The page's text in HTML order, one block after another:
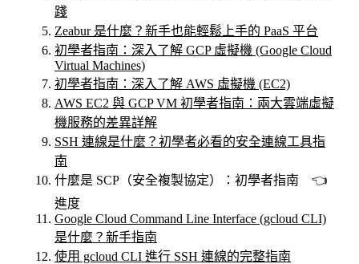
踐
Zeabur 是什麼？新手也能輕鬆上手的 PaaS 平台
初學者指南：深入了解 GCP 虛擬機 (Google Cloud
Virtual Machines)
初學者指南：深入了解 AWS 虛擬機 (EC2)
AWS EC2 與 GCP VM 初學者指南：兩大雲端虛擬
機服務的差異詳解
SSH 連線是什麼？初學者必看的安全連線工具指
南
什麼是 SCP（安全複製協定）：初學者指南 👈
進度
Google Cloud Command Line Interface (gcloud CLI)
是什麼？新手指南
使用 gcloud CLI 進行 SSH 連線的完整指南